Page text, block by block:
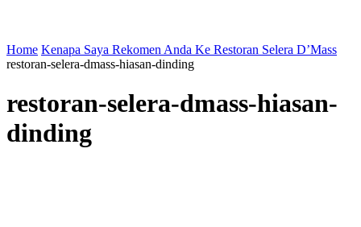
Home Kenapa Saya Rekomen Anda Ke Restoran Selera D’Mass
restoran-selera-dmass-hiasan-dinding
restoran-selera-dmass-hiasan-
dinding